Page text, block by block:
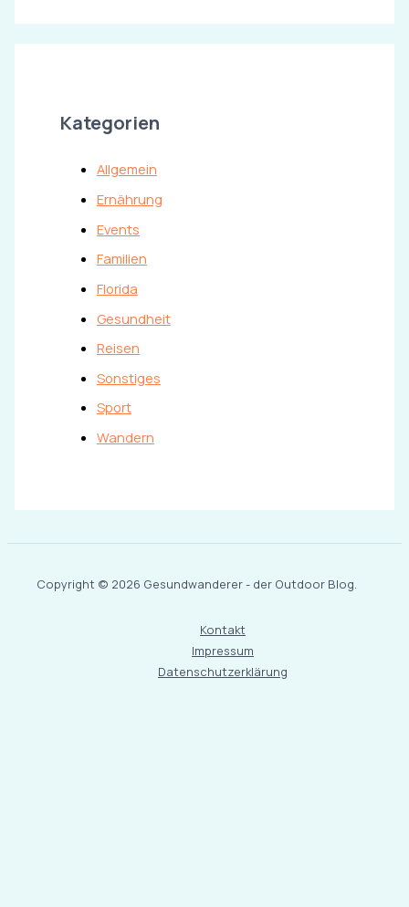
Kategorien
Allgemein
Ernährung
Events
Familien
Florida
Gesundheit
Reisen
Sonstiges
Sport
Wandern
Copyright © 2026 Gesundwanderer - der Outdoor Blog.
Kontakt
Impressum
Datenschutzerklärung